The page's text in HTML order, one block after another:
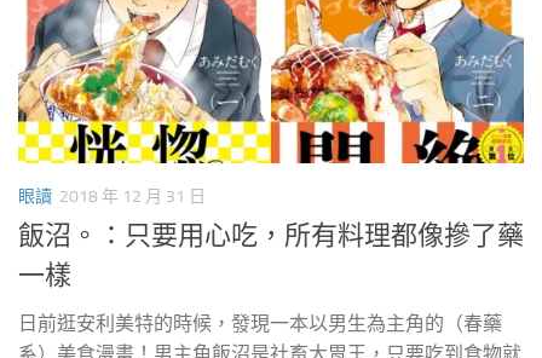
眼讀 2018 年 12 月 31 日
飯沼。：只要用心吃，所有料理都像摻了藥
一樣
日前逛安利美特的時候，發現一本以男生為主角的（春藥